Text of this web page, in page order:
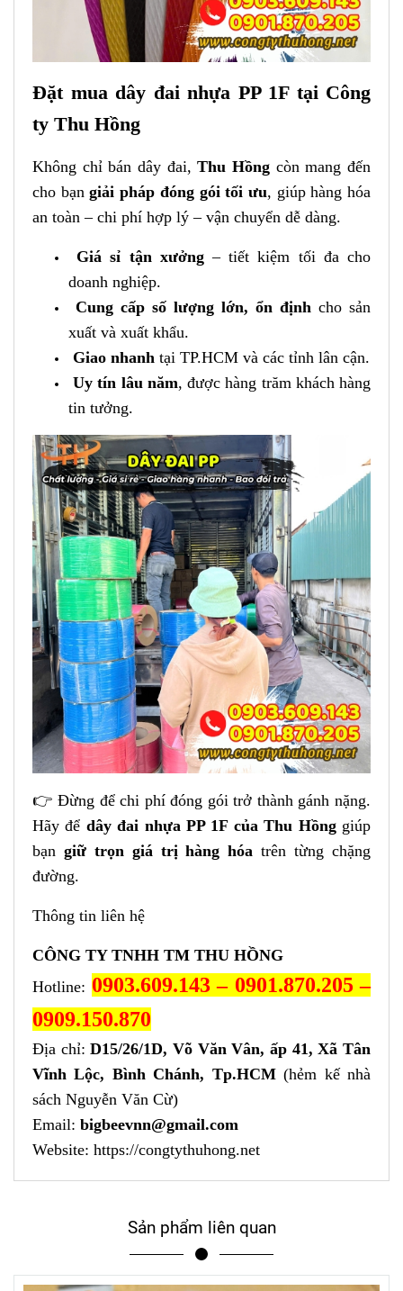
Đặt mua dây đai nhựa PP 1F tại Công
ty Thu Hồng
Không chỉ bán dây đai,Thu Hồng còn mang đến
cho bạngiải pháp đóng gói tối ưu, giúp hàng hóa
an toàn – chi phí hợp lý – vận chuyển dễ dàng.
Giá sỉ tận xưởng– tiết kiệm tối đa cho
doanh nghiệp.
Cung cấp số lượng lớn, ổn định cho sản
xuất và xuất khẩu.
Giao nhanh tại TP.HCM và các tỉnh lân cận.
Uy tín lâu năm, được hàng trăm khách hàng
tin tưởng.
👉 Đừng để chi phí đóng gói trở thành gánh nặng.
Hãy để dây đai nhựa PP 1F của Thu Hồnggiúp
bạn giữ trọn giá trị hàng hóa trên từng chặng
đường.
Thông tin liên hệ
CÔNG TY TNHH TM THU HỒNG
Hotline: 0903.609.143 – 0901.870.205 –
0909.150.870
Địa chỉ:D15/26/1D, Võ Văn Vân, ấp 41, Xã Tân
Vĩnh Lộc, Bình Chánh, Tp.HCM(hẻm kế nhà
sách Nguyễn Văn Cừ)
Email: bigbeevnn@gmail.com
Website: https://congtythuhong.net
Sản phẩm liên quan